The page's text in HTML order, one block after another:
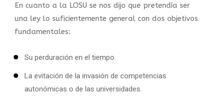
En cuanto a la LOSU se nos dijo que pretendía ser
una ley lo suficientemente general con dos objetivos
fundamentales:
Su perduración en el tiempo.
La evitación de la invasión de competencias
autonómicas o de las universidades.